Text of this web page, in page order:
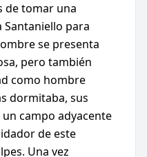
de tomar una
Santaniello para
se presenta
pero también
como hombre
dormitaba, sus
campo adyacente
de este
Una vez